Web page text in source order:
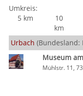
Umkreis:
5 km
10
km
Urbach (Bundesland:
Museum
Mühlstr. 11,